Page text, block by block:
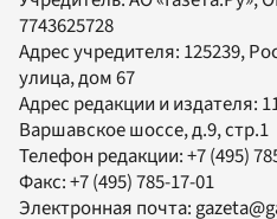
7743625728
Адрес учредителя: 125239,
улица, дом 67
Адрес редакции и издателя:
Варшавское шоссе, д.9, стр.1
Телефон редакции:+7 (495)
Факс:+7 (495) 785-17-01
Электронная почта: